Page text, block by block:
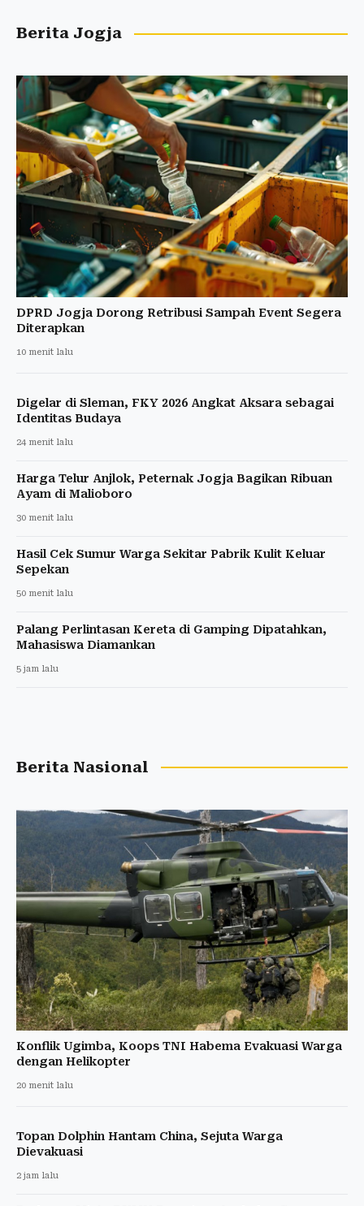
Berita Jogja
DPRD Jogja Dorong Retribusi Sampah Event Segera
Diterapkan
10 menit lalu
Digelar di Sleman, FKY 2026 Angkat Aksara sebagai
Identitas Budaya
24 menit lalu
Harga Telur Anjlok, Peternak Jogja Bagikan Ribuan
Ayam di Malioboro
30 menit lalu
Hasil Cek Sumur Warga Sekitar Pabrik Kulit Keluar
Sepekan
50 menit lalu
Palang Perlintasan Kereta di Gamping Dipatahkan,
Mahasiswa Diamankan
5 jam lalu
Berita Nasional
Konflik Ugimba, Koops TNI Habema Evakuasi Warga
dengan Helikopter
20 menit lalu
Topan Dolphin Hantam China, Sejuta Warga
Dievakuasi
2 jam lalu